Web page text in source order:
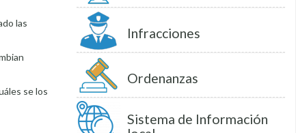
las
se los
Infracciones
Ordenanzas
Sistema de Información